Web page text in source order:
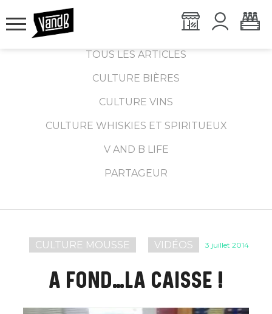
TOUS LES ARTICLES
CULTURE BIÈRES
CULTURE VINS
CULTURE WHISKIES ET SPIRITUEUX
V AND B LIFE
PARTAGEUR
CULTURE MOUSSE VIDÉOS 3 juillet 2014
A FOND…LA CAISSE !